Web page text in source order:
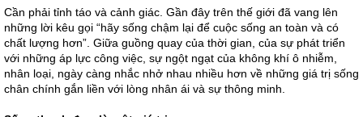
Cần phải tỉnh táo và cảnh giác. Gần đây trên thế giới đã vang lên
những lời kêu gọi “hãy sống chậm lại để cuộc sống an toàn và có
chất lượng hơn”. Giữa guồng quay của thời gian, của sự phát triển
với những áp lực công việc, sự ngột ngạt của không khí ô nhiễm,
nhân loại, ngày càng nhắc nhở nhau nhiều hơn về những giá trị sống
chân chính gắn liền với lòng nhân ái và sự thông minh.